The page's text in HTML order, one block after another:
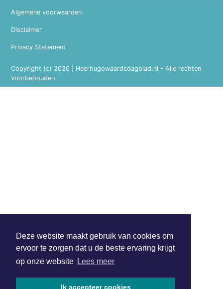
Deze website maakt gebruik van cookies om
ervoor te zorgen dat u de beste ervaring krijgt
op onze website Lees meer
Ik accepteer cookies
Copyright (c) 2026 | Heerhugowaardsdagblad.nl - Alle rechten
voorbehouden
Algemene voorwaarden
Disclaimer
Privacy Statement